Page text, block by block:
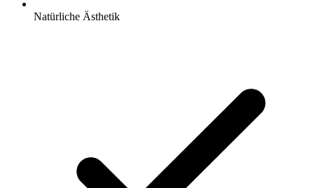
Natürliche Ästhetik